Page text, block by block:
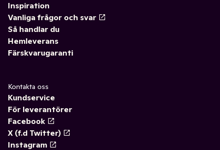
Inspiration
Vanliga frågor och svar
Så handlar du
Hemleverans
Färskvarugaranti
Kontakta oss
Kundservice
För leverantörer
Facebook
X (f.d Twitter)
Instagram